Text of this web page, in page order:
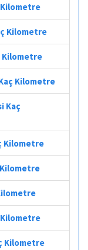
Kilometre
Kilometre
Kilometre
Kilometre
Kaç
Kilometre
Kilometre
Kilometre
Kilometre